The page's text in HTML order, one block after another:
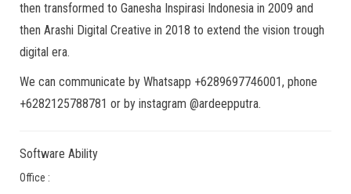
then transformed to Ganesha Inspirasi Indonesia in 2009 and
then Arashi Digital Creative in 2018 to extend the vision trough
digital era.
We can communicate by Whatsapp +6289697746001, phone
+6282125788781 or by instagram @ardeepputra.
Software Ability
Office :